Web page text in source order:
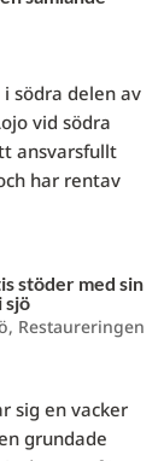
södra delen av
vid södra
ansvarsfullt
har rentav
stöder med sin
sjö
, Restaureringen
sig en vacker
grundade